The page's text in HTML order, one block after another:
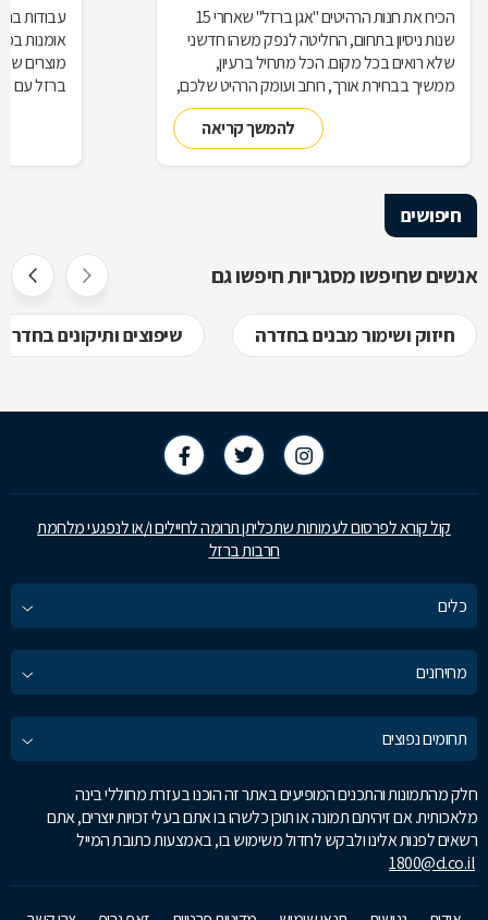
הכירו את חנות הרהיטים ''אגן ברזל'' שאחרי 15
שנות ניסיון בתחום, החליטה לנפק משהו חדשני
שלא רואים בכל מקום. הכל מתחיל ברעיון,
ממשיך בבחירת אורך, רוחב ועומק הרהיט שלכם,
ממשיך בייצור מקורי ממיטב חומרי הגלם ומסתיים
ביצירת הפתרון המרשים והמעשי ביותר עבורכם
להמשך קריאה
עבודות
אומנות
מוצרים
ברזל עם
חיפושים
אנשים שחיפשו מסגריות חיפשו גם
חיזוק ושימור מבנים בחדרה שיפוצים ותיקונים בחדרה
קול קורא לפרסום לעמותות שתכליתן תרומה לחיילים ו/או לנפגעי מלחמת
חרבות ברזל
כלים
מחירונים
תחומים נפוצים
חלק מהתמונות והתכנים המופיעים באתר זה הוכנו בעזרת מחוללי בינה
מלאכותית. אם זיהיתם תמונה או תוכן כלשהו בו אתם בעלי זכויות יוצרים, אתם
רשאים לפנות אלינו ולבקש לחדול משימוש בו, באמצעות כתובת המייל
1800@d.co.il